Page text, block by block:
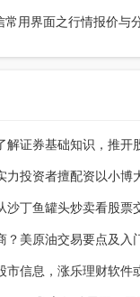
用界面之行情报价与
解证券基础知识，推开
？美原油交易要点及入